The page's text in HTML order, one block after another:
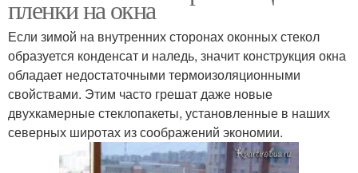
пленки на окна
Если зимой на внутренних сторонах оконных стекол
образуется конденсат и наледь, значит конструкция окна
обладает недостаточными термоизоляционными
свойствами. Этим часто грешат даже новые
двухкамерные стеклопакеты, установленные в наших
северных широтах из соображений экономии.